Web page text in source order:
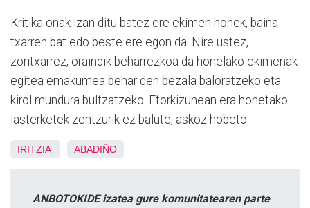
Kritika onak izan ditu batez ere ekimen honek, baina
txarren bat edo beste ere egon da. Nire ustez,
zoritxarrez, oraindik beharrezkoa da honelako ekimenak
egitea emakumea behar den bezala baloratzeko eta
kirol mundura bultzatzeko. Etorkizunean era honetako
lasterketek zentzurik ez balute, askoz hobeto.
IRITZIA ABADIÑO
ANBOTOKIDE izatea gure komunitatearen parte